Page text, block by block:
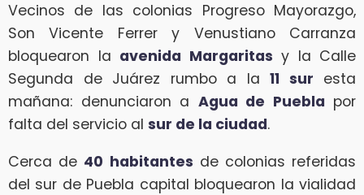
Vecinos de las colonias Progreso Mayorazgo,
Son Vicente Ferrer y Venustiano Carranza
bloquearon la avenida Margaritas y la Calle
Segunda de Juárez rumbo a la 11 sur esta
mañana: denunciaron a Agua de Puebla por
falta del servicio al sur de la ciudad.
Cerca de 40 habitantes de colonias referidas
del sur de Puebla capital bloquearon la vialidad